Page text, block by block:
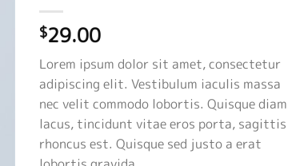
$29.00
Lorem ipsum dolor sit amet, consectetur
adipiscing elit. Vestibulum iaculis massa
nec velit commodo lobortis. Quisque diam
lacus, tincidunt vitae eros porta, sagittis
rhoncus est. Quisque sed justo a erat